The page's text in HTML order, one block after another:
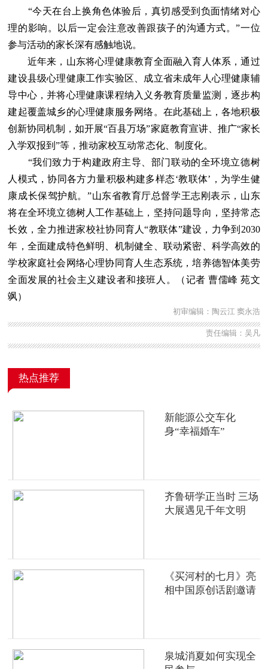
“今天在台上换角色体验后，真切感受到负面情绪对心
理的影响。以后一定会注意改善跟孩子的沟通方式。”一位
参与活动的家长深有感触地说。
近年来，山东将心理健康教育全面融入育人体系，通过
建设县级心理健康工作实验区、成立省未成年人心理健康辅
导中心，并将心理健康课程纳入义务教育质量监测，逐步构
建起覆盖城乡的心理健康服务网络。在此基础上，各地积极
创新协同机制，如开展“百县万场”家庭教育宣讲、推广“家长
入学双报到”等，推动家校互动常态化、制度化。
“我们致力于构建政府主导、部门联动的全环境立德树
人模式，协同各方力量积极构建多样态‘教联体’，为学生健
康成长保驾护航。”山东省教育厅总督学王志刚表示，山东
将在全环境立德树人工作基础上，坚持问题导向，坚持常态
长效，全力推进家校社协同育人“教联体”建设，力争到2030
年，全面建成特色鲜明、机制健全、联动紧密、科学高效的
学校家庭社会网络心理协同育人生态系统，培养德智体美劳
全面发展的社会主义建设者和接班人。（记者 曹儒峰 苑文
飒）
初审编辑：陶云江 窦永浩
责任编辑：吴凡
热点推荐
新能源公交车化
身“幸福婚车”
齐鲁研学正当时 三场
大展遇见千年文明
《买河村的七月》亮
相中国原创话剧邀请
泉城消夏如何实现全